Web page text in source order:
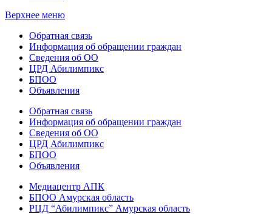
Верхнее меню
Обратная связь
Информация об обращении граждан
Сведения об ОО
ЦРД Абилимпикс
БПОО
Объявления
Обратная связь
Информация об обращении граждан
Сведения об ОО
ЦРД Абилимпикс
БПОО
Объявления
Медиацентр АПК
БПОО Амурская область
РЦД “Абилимпикс” Амурская область